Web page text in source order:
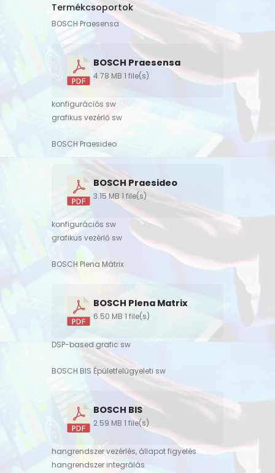
Termékcsoportok
BOSCH Praesensa
BOSCH Praesensa
4.78 MB 1 file(s)
konfigurációs sw
grafikus vezérlő sw
BOSCH Praesideo
BOSCH Praesideo
3.15 MB 1 file(s)
konfigurációs sw
grafikus vezérlő sw
BOSCH Plena Mátrix
BOSCH Plena Matrix
6.50 MB 1 file(s)
DSP-based grafic sw
BOSCH BIS Épületfelügyeleti sw
BOSCH BIS
2.59 MB 1 file(s)
hangrendszer vezérlés, állapot figyelés
hangrendszer integrálás